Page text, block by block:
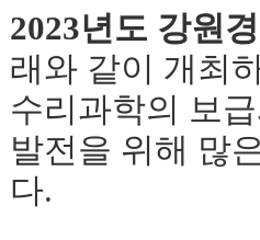
2023년도 강원
래와 같이 개최
수리과학의 보
발전을 위해 많
다.